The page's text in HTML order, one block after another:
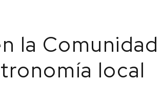
la
local